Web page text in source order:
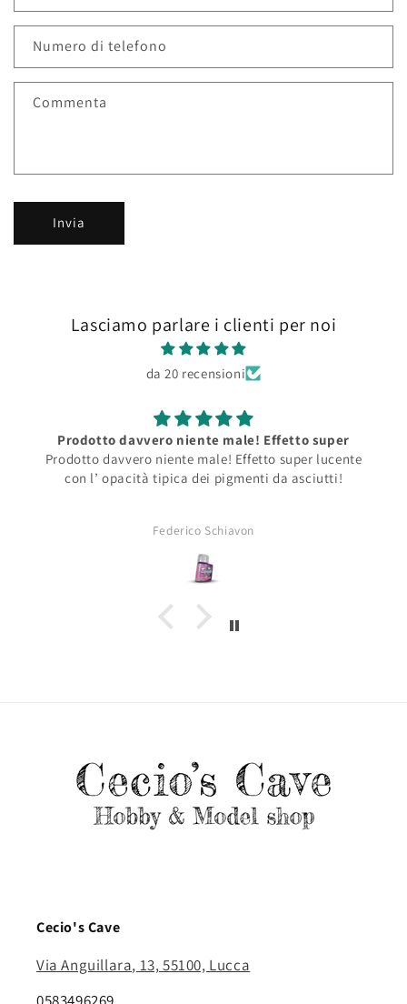
Numero di telefono
Commenta
Invia
Lasciamo parlare i clienti per noi
da 20 recensioni
Prodotto davvero niente male! Effetto super
Prodotto davvero niente male! Effetto super lucente
con l’ opacità tipica dei pigmenti da asciutti!
Federico Schiavon
Cecio's Cave
Via Anguillara, 13, 55100, Lucca